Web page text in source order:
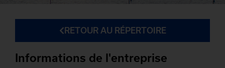
RETOUR AU RÉPERTOIRE
Informations de l'entreprise